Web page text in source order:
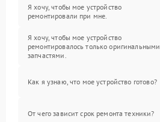
Я хочу, чтобы мое устройство
ремонтировали при мне.
Я хочу, чтобы мое устройство
ремонтировалось только оригинальными
запчастями.
Как я узнаю, что мое устройство готово?
От чего зависит срок ремонта техники?